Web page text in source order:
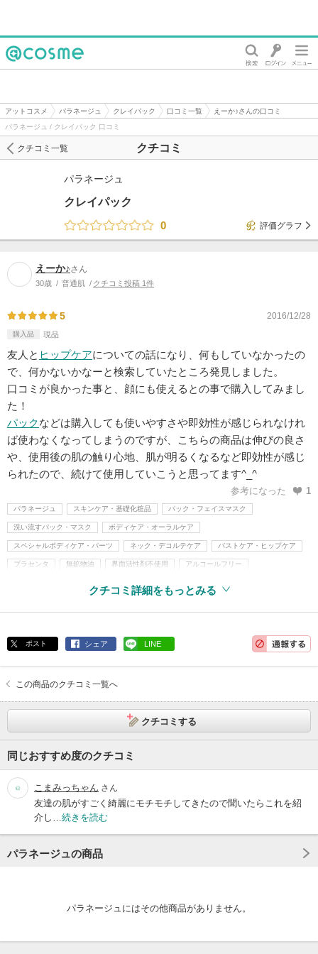
アットコスメ パラネージュ クレイパック 口コミ一覧
えーか♪さんの口コミ
パラネージュ / クレイパック 口コミ
クチコミ
クチコミ一覧
パラネージュ
クレイパック
0
評価グラフ
えーか♪さん
30歳 普通肌 クチコミ投稿 1件
5 2016/12/28
購入品 現品
友人と ヒップケアについての話になり、何もしていなかったの
で、何かないかなーと検索していたところ発見しました。
口コミが良かった事と、顔にも使えるとの事で購入してみまし
た！
パックなどは購入しても使いやすさや即効性が感じられなけれ
ば使わなくなってしまうのですが、こちらの商品は伸びの良さ
や、使用後の肌の触り心地、肌が明るくなるなど即効性が感じ
られたので、続けて使用していこうと思ってます^_^
参考になった 1
パラネージュ スキンケア・基礎化粧品 パック・フェイスマスク
洗い流すパック・マスク ボディケア・オーラルケア
スペシャルボディケア・パーツ ネック・デコルテケア バストケア・ヒップケア
プラセンタ 無鉱物油 界面活性剤不使用 アルコールフリー
クチコミ詳細をもっとみる
ポスト シェア LINE
この商品のクチコミ一覧へ
クチコミする
同じおすすめ度のクチコミ
こまみっちゃん さん
友達の肌がすごく綺麗にモチモチしてきたので聞いたらこれを紹
介し… 続きを読む
パラネージュの商品
パラネージュにはその他商品がありません。